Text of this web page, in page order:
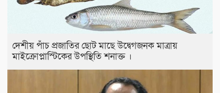
দেশীয় পাঁচ প্রজাতির ছোট মাছে উদ্বেগজনক মাত্রায়
মাইক্রোপ্লাস্টিকের উপস্থিতি শনাক্ত ।